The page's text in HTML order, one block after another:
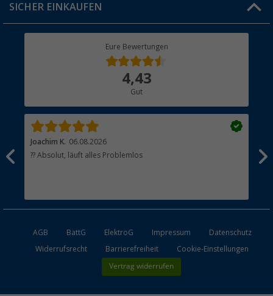
Rücksendung
SICHER EINKAUFEN
Eure Bewertungen
4,43
Gut
Joachim K. 06.08.2026
?? Absolut, läuft alles Problemlos
AGB BattG ElektroG Impressum
Datenschutz
Widerrufsrecht
Barrierefreiheit Cookie-Einstellungen
Vertrag widerrufen